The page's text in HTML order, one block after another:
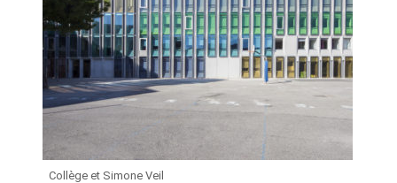
Collège et Simone Veil